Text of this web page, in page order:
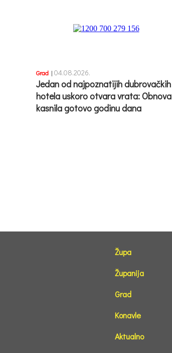
Grad | 04.08.2026.
Jedan od najpoznatijih dubrovačkih
hotela uskoro otvara vrata: Obnova
kasnila gotovo godinu dana
Župa
Županija
Grad
Konavle
Aktualno